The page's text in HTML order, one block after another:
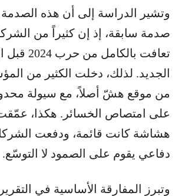
وتشير الدراسة إلى أن هذه
صدمة سابقة، إذ إن كثيراً من
تعافت
الجديد. لذلك، دخلت الكثير من
من موقع هشّ أصلاً، مع سيولة
على امتصاص الخسائر. هكذا،
هشاشة كانت قائمة، ودفعت
دفاعي يقوم على الصمود لا التوسّع.
وتبرز المفارقة الأساسية في